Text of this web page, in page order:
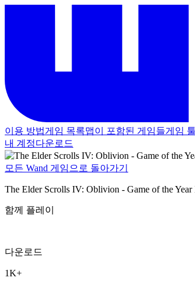
이용 방법게임 목록맵이 포함된 게임들게임 툴
내 계정다운로드
모든 Wand 게임으로 돌아가기
The Elder Scrolls IV: Oblivion - Game of the
함께 플레이
다운로드
1K+